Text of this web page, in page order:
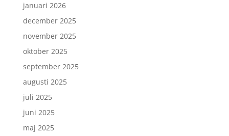
januari 2026
december 2025
november 2025
oktober 2025
september 2025
augusti 2025
juli 2025
juni 2025
maj 2025